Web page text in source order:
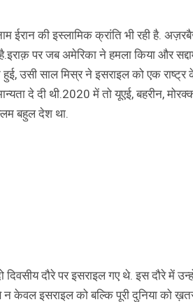
ईरान की इस्लामिक क्रांति भी रही है.
पर जब अमेरिका ने हमला किया और
उसी साल मिस्र ने इसराइल को एक
दे दी थी.2020 में तो यूएई, बहरीन,
बहुल देश था.
दौरे पर इसराइल गए थे. इस दौरे में
केवल इसराइल को बल्कि पूरी दुनिया को